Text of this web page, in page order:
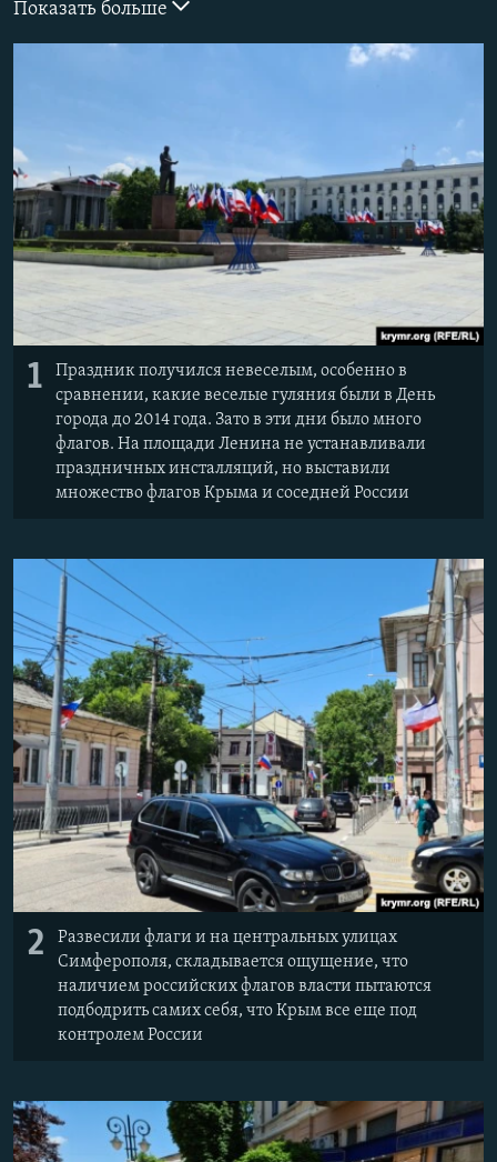
ПРИСОЕДИНЯЙТЕСЬ!
Все сайты RFE/RL
Показать больше
1
Праздник получился невеселым, особенно в
сравнении, какие веселые гуляния были в День
города до 2014 года. Зато в эти дни было много
флагов. На площади Ленина не устанавливали
праздничных инсталляций, но выставили
множество флагов Крыма и соседней России
2
Развесили флаги и на центральных улицах
Симферополя, складывается ощущение, что
наличием российских флагов власти пытаются
подбодрить самих себя, что Крым все еще под
контролем России